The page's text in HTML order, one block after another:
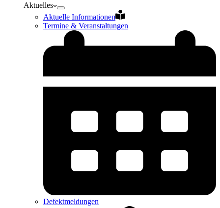
Aktuelles
Aktuelle Informationen
Termine & Veranstaltungen
Defektmeldungen